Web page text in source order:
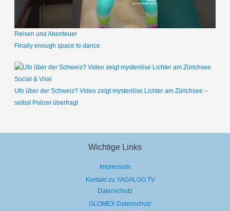
Reisen und Abenteuer
Finally enough space to dance
Social & Viral
Ufo über der Schweiz? Video zeigt mysteriöse Lichter am Zürichsee –
selbst Polizei überfragt
Wichtige Links
Impressum
Kontakt zu YAGALOO.TV
Datenschutz
GLOMEX Datenschutz